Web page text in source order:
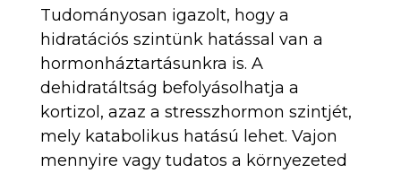
Tudományosan igazolt, hogy a
hidratációs szintünk hatással van a
hormonháztartásunkra is. A
dehidratáltság befolyásolhatja a
kortizol, azaz a stresszhormon szintjét,
mely katabolikus hatású lehet. Vajon
mennyire vagy tudatos a környezeted